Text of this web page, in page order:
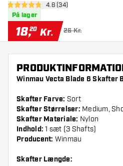
åbn anmeldelsespanel
4.8 bedømmelsesstjerner
4.8 (34)
På lager
18,20 Kr. 26 Kr.
Winmau Vecta Blade 6 Skafter
Skafter Farve: Sort
Skafter Størrelser: Medium,
Skafter Materiale: Nylon
Indhold: 1 sæt (3 Shafts)
Producent: Winmau
Skafter Længde: